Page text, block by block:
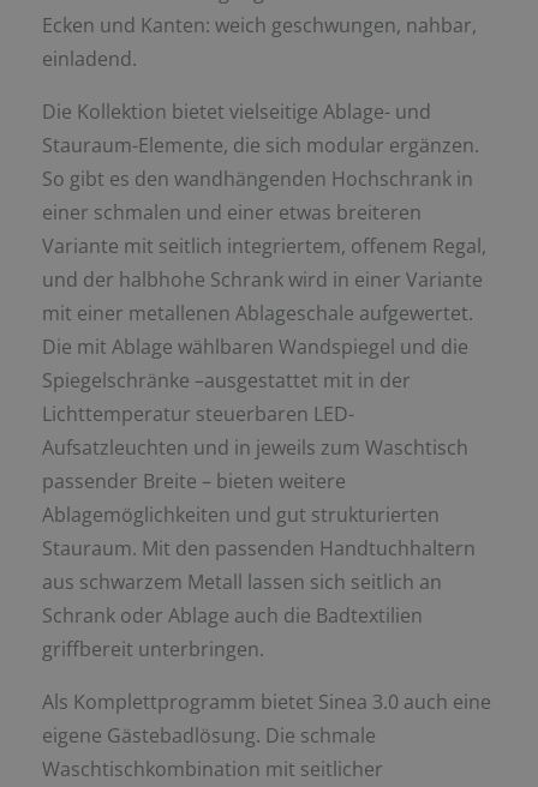
Ecken und Kanten: weich geschwungen, nahbar,
einladend.
Die Kollektion bietet vielseitige Ablage- und
Stauraum-Elemente, die sich modular ergänzen.
So gibt es den wandhängenden Hochschrank in
einer schmalen und einer etwas breiteren
Variante mit seitlich integriertem, offenem Regal,
und der halbhohe Schrank wird in einer Variante
mit einer metallenen Ablageschale aufgewertet.
Die mit Ablage wählbaren Wandspiegel und die
Spiegelschränke –ausgestattet mit in der
Lichttemperatur steuerbaren LED-
Aufsatzleuchten und in jeweils zum Waschtisch
passender Breite – bieten weitere
Ablagemöglichkeiten und gut strukturierten
Stauraum. Mit den passenden Handtuchhaltern
aus schwarzem Metall lassen sich seitlich an
Schrank oder Ablage auch die Badtextilien
griffbereit unterbringen.
Als Komplettprogramm bietet Sinea 3.0 auch eine
eigene Gästebadlösung. Die schmale
Waschtischkombination mit seitlicher